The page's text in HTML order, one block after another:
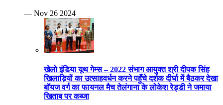
— Nov 26 2024
खेलो इंडिया यूथ गेम्स – 2022 संभाग आयुक्त श्री दीपक सिंह
खिलाड़ियों का उत्साहवर्धन करने पहुँचे दर्शक दीर्घा में बैठकर देखा
बॉयज वर्ग का फायनल मैच तेलंगाना के लोकेश रेड्डी ने जमाया
खिताब पर कब्जा